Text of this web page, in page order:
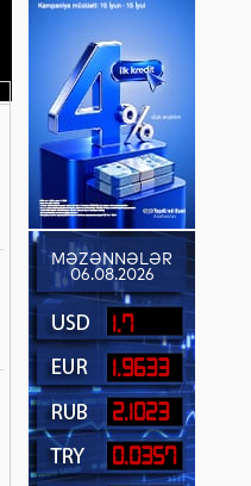
MƏZƏNNƏLƏR
06.08.2026
1.7
1.9633
2.1023
0.0357